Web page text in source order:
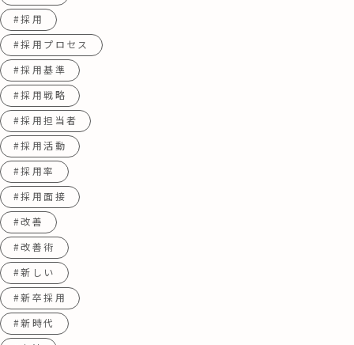
#採用
#採用プロセス
#採用基準
#採用戦略
#採用担当者
#採用活動
#採用率
#採用面接
#改善
#改善術
#新しい
#新卒採用
#新時代